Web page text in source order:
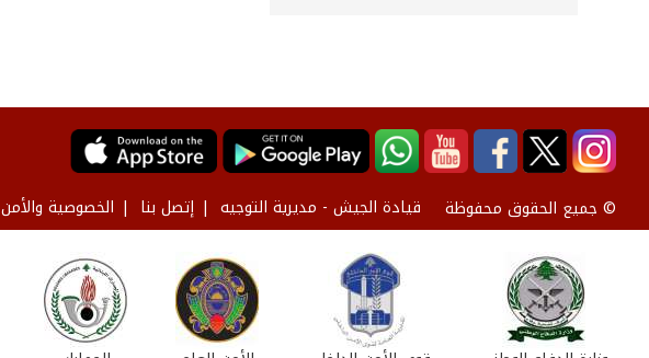
© جميع الحقوق محفوظة قيادة الجيش - مديرية التوجيه إتصل بنا الخصوصية والأمن